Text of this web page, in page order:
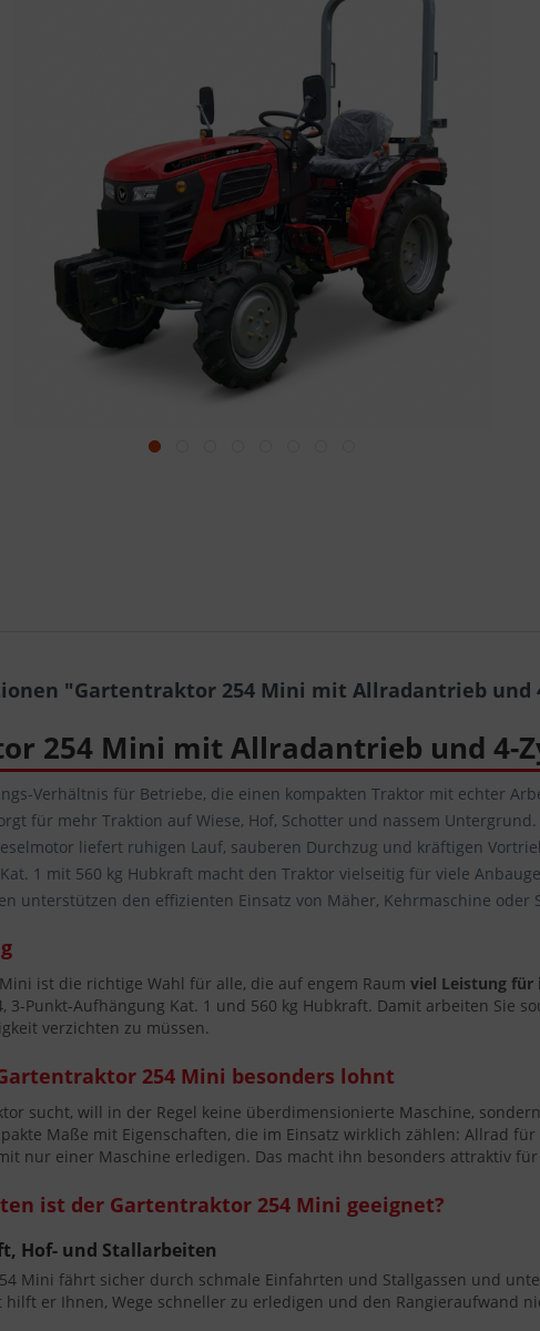
"Gartentraktor 254 Mini mit Allradantrieb und
254 Mini mit Allradantrieb und 4-
Verhältnis für Betriebe, die einen kompakten Traktor mit echter
für mehr Traktion auf Wiese, Hof, Schotter und nassem Untergrund.
liefert ruhigen Lauf, sauberen Durchzug und kräftigen
1 mit 560 kg Hubkraft macht den Traktor vielseitig für viele
unterstützen den effizienten Einsatz von Mäher, Kehrmaschine oder
ist die richtige Wahl für alle, die auf engem Raum viel Leistung für
3-Punkt-Aufhängung Kat. 1 und 560 kg Hubkraft. Damit arbeiten Sie
verzichten zu müssen.
254 Mini besonders lohnt
sucht, will in der Regel keine überdimensionierte Maschine,
Maße mit Eigenschaften, die im Einsatz wirklich zählen: Allrad
nur einer Maschine erledigen. Das macht ihn besonders attraktiv
ist der Gartentraktor 254 Mini geeignet?
Hof- und Stallarbeiten
Mini fährt sicher durch schmale Einfahrten und Stallgassen und
hilft er Ihnen, Wege schneller zu erledigen und den Rangieraufwand